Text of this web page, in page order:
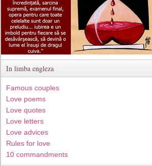
In limba engleza
Famous couples
Love poems
Love quotes
Love letters
Love advices
Rules for love
10 commandments